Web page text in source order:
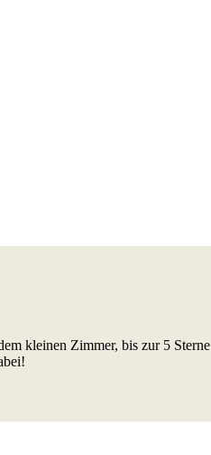
kleinen Zimmer, bis zur 5 Sterne